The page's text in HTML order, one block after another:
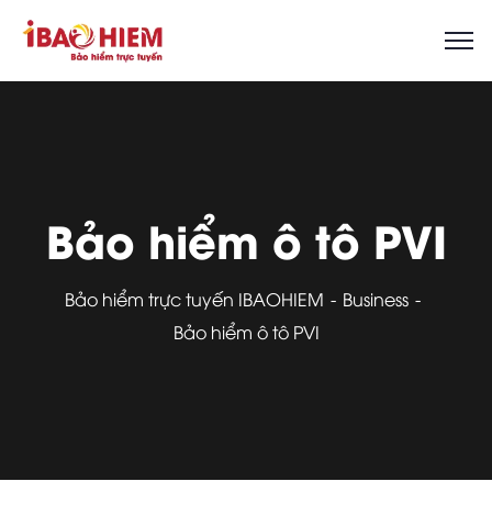
Bảo hiểm ô tô PVI
Bảo hiểm trực tuyến IBAOHIEM
Business
Bảo hiểm ô tô PVI